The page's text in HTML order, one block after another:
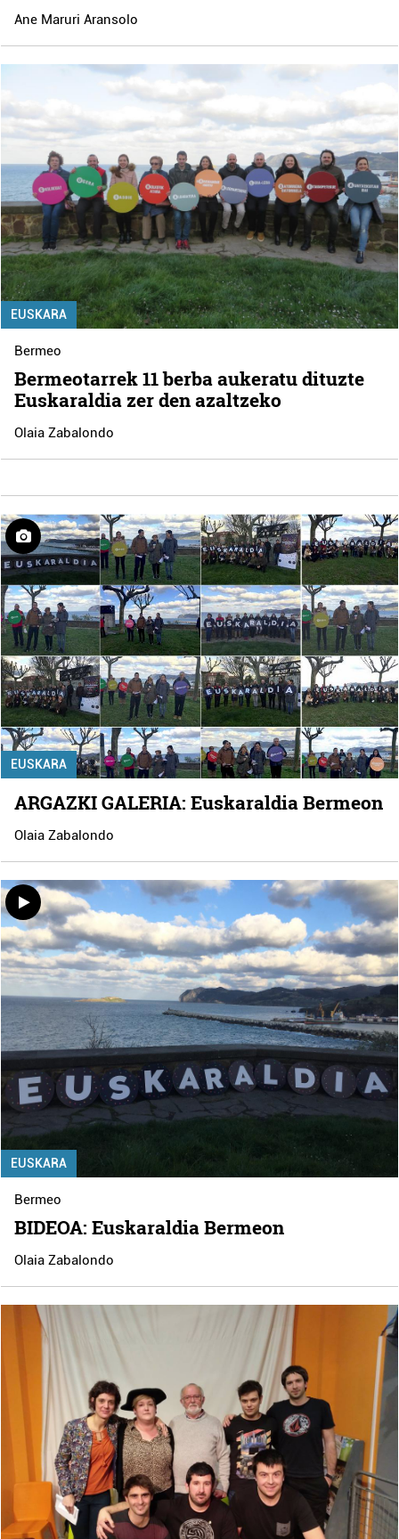
Ane Maruri Aransolo
EUSKARA
Bermeo
Bermeotarrek 11 berba aukeratu dituzte
Euskaraldia zer den azaltzeko
Olaia Zabalondo
EUSKARA
ARGAZKI GALERIA: Euskaraldia Bermeon
Olaia Zabalondo
EUSKARA
Bermeo
BIDEOA: Euskaraldia Bermeon
Olaia Zabalondo